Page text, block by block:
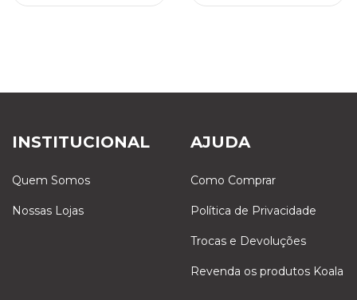
INSTITUCIONAL
Quem Somos
Nossas Lojas
AJUDA
Como Comprar
Política de Privacidade
Trocas e Devoluções
Revenda os produtos Koala